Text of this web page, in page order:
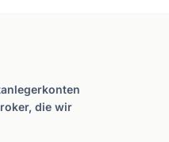
die wir